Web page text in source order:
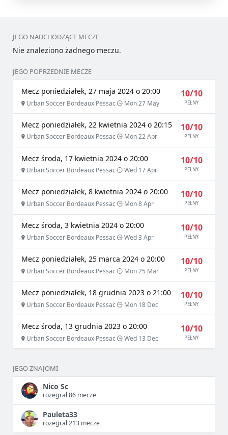
JEGO NADCHODZĄCE MECZE
Nie znaleziono żadnego meczu.
JEGO POPRZEDNIE MECZE
Mecz poniedziałek, 27 maja 2024 o 20:00
Urban Soccer Bordeaux Pessac Mon 27 May
10/10
PEŁNY
Mecz poniedziałek, 22 kwietnia 2024 o 20:15
Urban Soccer Bordeaux Pessac Mon 22 Apr
10/10
PEŁNY
Mecz środa, 17 kwietnia 2024 o 20:00
Urban Soccer Bordeaux Pessac Wed 17 Apr
10/10
PEŁNY
Mecz poniedziałek, 8 kwietnia 2024 o 20:00
Urban Soccer Bordeaux Pessac Mon 8 Apr
10/10
PEŁNY
Mecz środa, 3 kwietnia 2024 o 20:00
Urban Soccer Bordeaux Pessac Wed 3 Apr
10/10
PEŁNY
Mecz poniedziałek, 25 marca 2024 o 20:00
Urban Soccer Bordeaux Pessac Mon 25 Mar
10/10
PEŁNY
Mecz poniedziałek, 18 grudnia 2023 o 21:00
Urban Soccer Bordeaux Pessac Mon 18 Dec
10/10
PEŁNY
Mecz środa, 13 grudnia 2023 o 20:00
Urban Soccer Bordeaux Pessac Wed 13 Dec
10/10
PEŁNY
JEGO ZNAJOMI
Nico Sc
rozegrał 86 mecze
Pauleta33
rozegrał 213 mecze